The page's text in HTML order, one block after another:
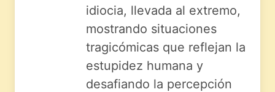
idiocia, llevada al extremo,
mostrando situaciones
tragicómicas que reflejan la
estupidez humana y
desafiando la percepción